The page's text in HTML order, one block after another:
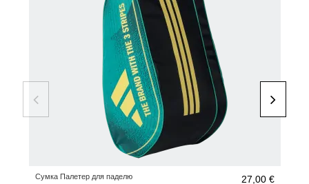
Сумка Палетер для паделю 27,00 €